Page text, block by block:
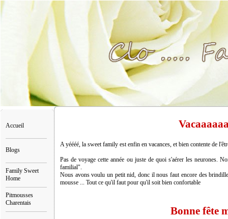
Accueil
Blogs
Family Sweet
Home
Pitmousses
Charentais
A yéééé, la sweet family est enfin en vacances, et bien contente de
Pas de voyage cette année ou juste de quoi s'aérer les neurones.
familial".
Nous avons voulu un petit nid, donc il nous faut encore des
mousse ... Tout ce qu'il faut pour qu'il soit bien confortable
Bonne fête